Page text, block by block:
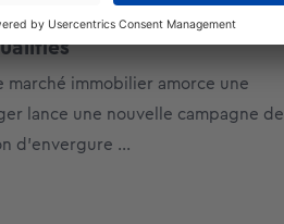
pour générer des
marché immobilier amorce une
lance une nouvelle campagne de
d’envergure ...